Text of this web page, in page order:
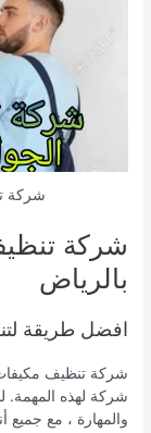
شركة
شركة
بالرياض
افضل طريقة
شركة تنظيف
شركة لهذه المهمة.
والمهارة ، مع جميع